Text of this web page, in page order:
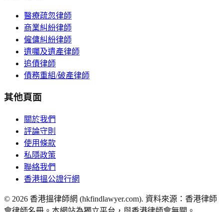
醫療疏忽律師
商業糾紛律師
僱傭糾紛律師
遺囑及遺產律師
追債律師
債務重組/破產律師
其他頁面
關於我們
評論守則
使用條款
私隱政策
聯絡我們
香港搵公證行網
© 2026 香港搵律師網 (hkfindlawyer.com). 資料來源：香港律師